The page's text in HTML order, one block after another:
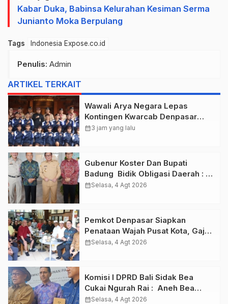
Kabar Duka, Babinsa Kelurahan Kesiman Serma
Junianto Moka Berpulang
Tags Indonesia Expose.co.id
Penulis: Admin
ARTIKEL TERKAIT
Wawali Arya Negara Lepas
Kontingen Kwarcab Denpasar
Menuju Jambore Nasional XII
calendar_month3 jam yang lalu
Gubenur Koster Dan Bupati
Badung Bidik Obligasi Daerah :
Gaspol Bangun Infrastruktur
calendar_monthSelasa, 4 Agt 2026
Pemkot Denpasar Siapkan
Penataan Wajah Pusat Kota, Gajah
Mada Jadi Salah Satu Kawasan
calendar_monthSelasa, 4 Agt 2026
Komisi I DPRD Bali Sidak Bea
Cukai Ngurah Rai : Aneh Bea
Cukai Tolak berikan List Data
calendar_monthSelasa, 4 Agt 2026